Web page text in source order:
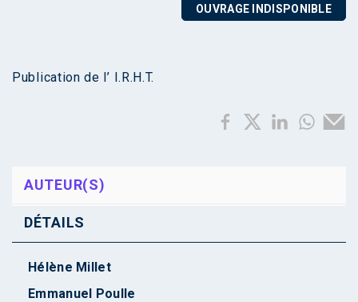
OUVRAGE INDISPONIBLE
Publication de l’ I.R.H.T.
AUTEUR(S)
DÉTAILS
Hélène Millet
Emmanuel Poulle